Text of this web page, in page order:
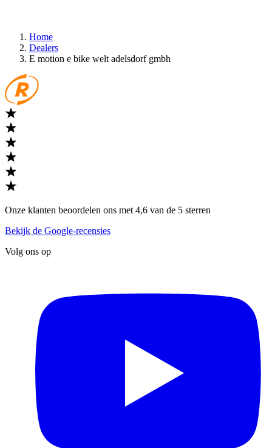
Home
Dealers
E motion e bike welt adelsdorf gmbh
Onze klanten beoordelen ons met 4,6 van de 5 sterren
Bekijk de Google-recensies
Volg ons op